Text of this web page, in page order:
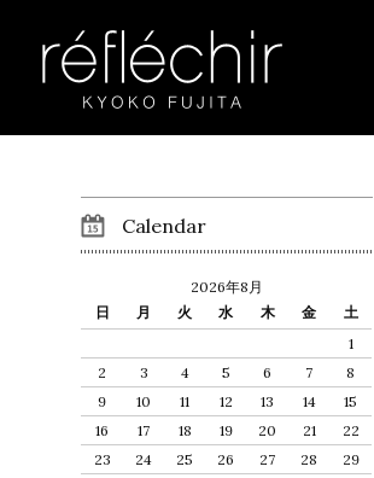
Calendar
2026年8月
日
月 火 水 木 金
土
1
2
3 4 5 6 7
8
9
10 11 12 13 14
15
16
17 18 19 20 21
22
23
24 25 26 27 28
29